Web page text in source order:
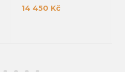
14 450 Kč